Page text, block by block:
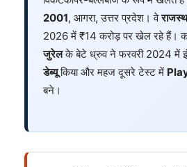
2001, आगरा, उत्तर प्रदेश। वे
2026 में ₹14 करोड़ पर खेल रहे हैं।
जुरेलके बेटे ध्रुव ने फरवरी 2024 में
डेब्यूकिया और महज दूसरे टेस्ट में
बने।